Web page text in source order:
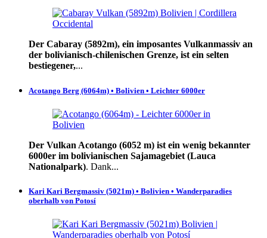
Der Cabaray (5892m), ein imposantes Vulkanmassiv an
der bolivianisch-chilenischen Grenze, ist ein selten
bestiegener,...
Acotango Berg (6064m) • Bolivien • Leichter 6000er
Der Vulkan Acotango (6052 m) ist ein wenig bekannter
6000er im bolivianischen Sajamagebiet (Lauca
Nationalpark). Dank...
Kari Kari Bergmassiv (5021m) • Bolivien • Wanderparadies
oberhalb von Potosí